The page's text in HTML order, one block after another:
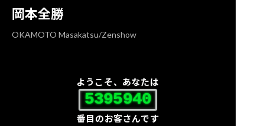
岡本全勝
OKAMOTO Masakatsu/Zenshow
ようこそ、あなたは
5395940
番目のお客さんです